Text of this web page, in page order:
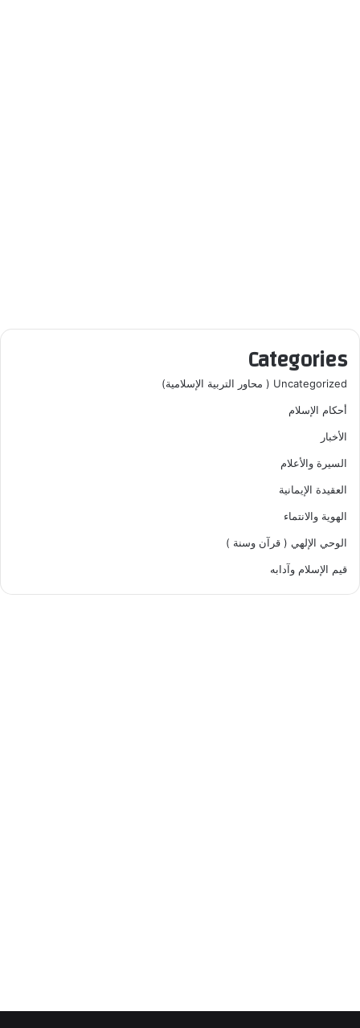
Categories
Uncategorized ( محاور التربية الإسلامية)
أحكام الإسلام
الأخبار
السيرة والأعلام
العقيدة الإيمانية
الهوية والانتماء
الوحي الإلهي ( قرآن وسنة )
قيم الإسلام وآدابه